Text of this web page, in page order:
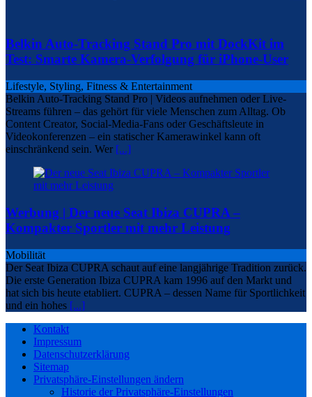
Belkin Auto-Tracking Stand Pro mit DockKit im
Test: Smarte Kamera-Verfolgung für iPhone-User
Lifestyle, Styling, Fitness & Entertainment
Belkin Auto-Tracking Stand Pro | Videos aufnehmen oder Live-
Streams führen – das gehört für viele Menschen zum Alltag. Ob
Content Creator, Social-Media-Fans oder Geschäftsleute in
Videokonferenzen – ein statischer Kamerawinkel kann oft
einschränkend sein. Wer [...]
Werbung | Der neue Seat Ibiza CUPRA –
Kompakter Sportler mit mehr Leistung
Mobilität
Der Seat Ibiza CUPRA schaut auf eine langjährige Tradition zurück.
Die erste Generation Ibiza CUPRA kam 1996 auf den Markt und
hat sich bis heute etabliert. CUPRA – dessen Name für Sportlichkeit
und ein hohes [...]
Kontakt
Impressum
Datenschutzerklärung
Sitemap
Privatsphäre-Einstellungen ändern
Historie der Privatsphäre-Einstellungen